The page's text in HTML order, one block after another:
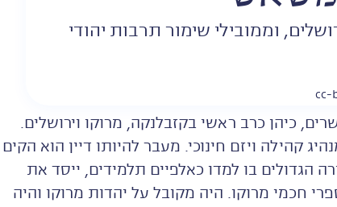
וממובילי שימור תרבות יהודי
כיהן כרב ראשי בקזבלנקה, מרוקו וירושלים.
קהילה ויזם חינוכי. מעבר להיותו דיין הוא הקים
הגדולים בו למדו כאלפיים תלמידים, ייסד את
חכמי מרוקו. היה מקובל על יהדות מרוקו והיה